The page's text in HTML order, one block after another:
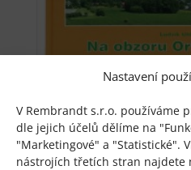
Nastavení
V Rembrandt s.r.o. používáme
dle jejich účelů dělíme na
"Marketingové" a "Statistické".
nástrojích třetích stran najdete
Na obzoru